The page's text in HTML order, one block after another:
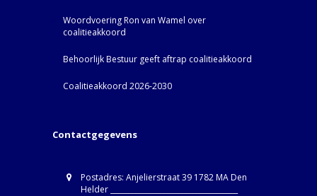
Woordvoering Ron van Wamel over
coalitieakkoord
Behoorlijk Bestuur geeft aftrap coalitieakkoord
Coalitieakkoord 2026-2030
Contactgegevens
Postadres: Anjelierstraat 39 1782 MA Den
Helder ____________________________________